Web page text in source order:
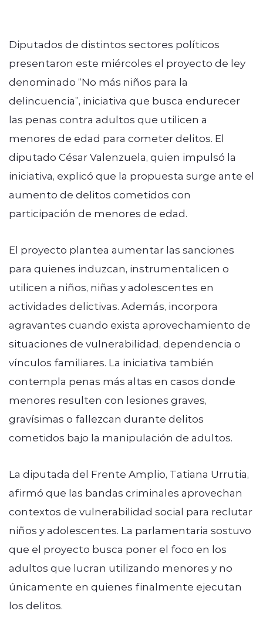
Diputados de distintos sectores políticos
presentaron este miércoles el proyecto de ley
denominado “No más niños para la
delincuencia”, iniciativa que busca endurecer
las penas contra adultos que utilicen a
menores de edad para cometer delitos. El
diputado César Valenzuela, quien impulsó la
iniciativa, explicó que la propuesta surge ante el
aumento de delitos cometidos con
participación de menores de edad.
El proyecto plantea aumentar las sanciones
para quienes induzcan, instrumentalicen o
utilicen a niños, niñas y adolescentes en
actividades delictivas. Además, incorpora
agravantes cuando exista aprovechamiento de
situaciones de vulnerabilidad, dependencia o
vínculos familiares. La iniciativa también
contempla penas más altas en casos donde
menores resulten con lesiones graves,
gravísimas o fallezcan durante delitos
cometidos bajo la manipulación de adultos.
La diputada del Frente Amplio, Tatiana Urrutia,
afirmó que las bandas criminales aprovechan
contextos de vulnerabilidad social para reclutar
niños y adolescentes. La parlamentaria sostuvo
que el proyecto busca poner el foco en los
adultos que lucran utilizando menores y no
únicamente en quienes finalmente ejecutan
los delitos.